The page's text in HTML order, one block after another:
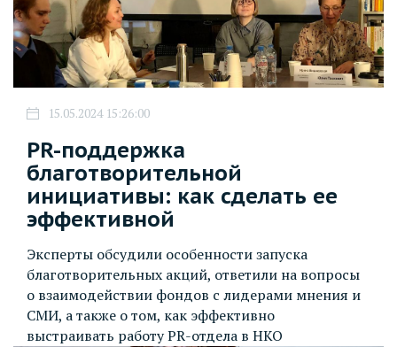
15.05.2024 15:26:00
PR-поддержка
благотворительной
инициативы: как сделать ее
эффективной
Эксперты обсудили особенности запуска
благотворительных акций, ответили на вопросы
о взаимодействии фондов с лидерами мнения и
СМИ, а также о том, как эффективно
выстраивать работу PR-отдела в НКО